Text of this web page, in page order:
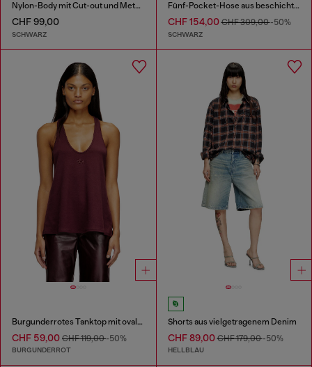
Nylon-Body mit Cut-out und Metall-Oval D
CHF 99,00
SCHWARZ
Fünf-Pocket-Hose aus beschichtetem Stoff
CHF 154,00CHF 309,00-50%
SCHWARZ
Burgunderrotes Tanktop mit ovalem D-Detail
CHF 59,00 CHF 119,00-50%
BURGUNDERROT
Shorts aus vielgetragenem Denim
CHF 89,00CHF 179,00-50%
HELLBLAU